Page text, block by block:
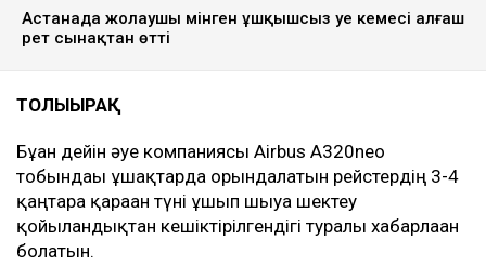
Астанада жолаушы мінген ұшқышсыз әуе кемесі алғаш
рет сынақтан өтті
ТОЛЫҒЫРАҚ
Бұған дейін әуе компаниясы Airbus A320neo
тобындағы ұшақтарда орындалатын рейстердің 3-4
қаңтарға қараған түні ұшып шығуға шектеу
қойылғандықтан кешіктірілгендігі туралы хабарлаған
болатын.